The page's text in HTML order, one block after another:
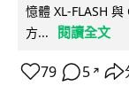
憶體 XL-FLASH
方...
閱讀全文
79 5 ↗